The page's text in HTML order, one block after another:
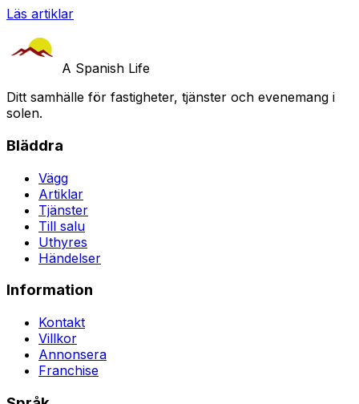
Läs artiklar
A Spanish Life
Ditt samhälle för fastigheter, tjänster och evenemang i
solen.
Bläddra
Vägg
Artiklar
Tjänster
Till salu
Uthyres
Händelser
Information
Kontakt
Villkor
Annonsera
Franchise